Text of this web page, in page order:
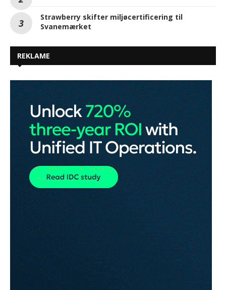
Strawberry skifter miljøcertificering til
Svanemærket
REKLAME